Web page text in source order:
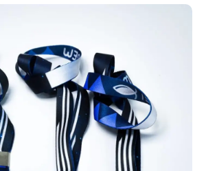
É fácil e rápido: chame no WhatsApp
Frequentes
de entrega para